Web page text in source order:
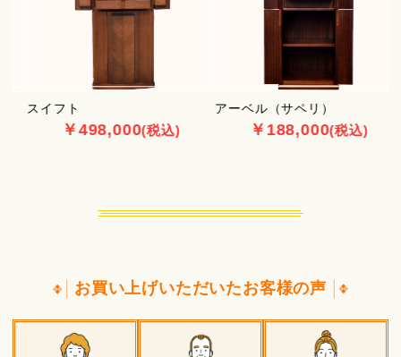
スイフト
￥498,000(税込)
アーベル（サペリ）
￥188,000(税込)
お買い上げいただいたお客様の声